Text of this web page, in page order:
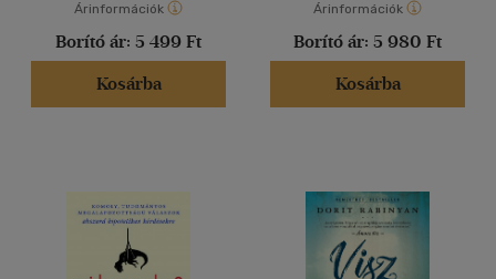
Árinformációk
Borító ár: 5 499 Ft
Kosárba
Árinformációk
Borító ár: 5 980 Ft
Kosárba